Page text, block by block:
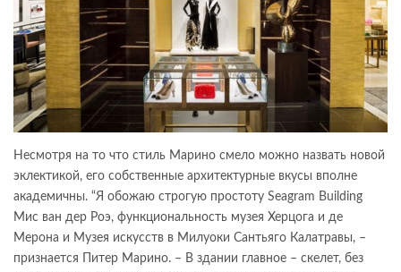
Несмотря на то что стиль Марино смело можно назвать новой
эклектикой, его собственные архитектурные вкусы вполне
академичны. “Я обожаю строгую простоту Seagram Building
Мис ван дер Роэ, функциональность музея Херцога и де
Мерона и Музея искусств в Милуоки Сантьяго Калатравы, –
признается Питер Марино. – В здании главное – скелет, без